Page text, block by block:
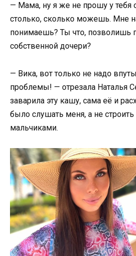
— Мама, ну я же не прошу у тебя
столько, сколько можешь. Мне
понимаешь? Ты что, позволишь
собственной дочери?
— Вика, вот только не надо
проблемы! — отрезала Наталья
заварила эту кашу, сама её и
было слушать меня, а не
мальчиками.